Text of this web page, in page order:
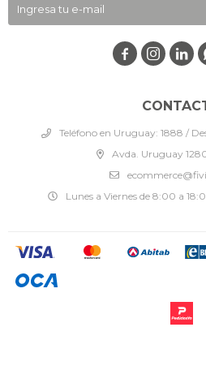
Teléfono en Uruguay: 1888 /
Avda. Uruguay
Lunes a Viernes de 8:00 a
  